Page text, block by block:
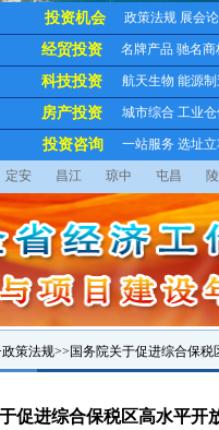
投资机会 政策法规 展会
经贸投资 名牌产品 驰名商
科技投资 航天生物 能源制
房产投资 城市综合 工业仓
投资咨询 一站服务 选址立
定安 昌江 琼中 屯昌
策法规>>国务院关于促进综合保
促进综合保税区高水平开